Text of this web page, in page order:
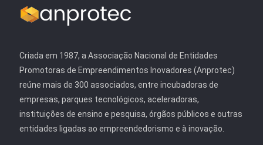
Criada em 1987, a Associação Nacional de Entidades
Promotoras de Empreendimentos Inovadores (Anprotec)
reúne mais de 300 associados, entre incubadoras de
empresas, parques tecnológicos, aceleradoras,
instituições de ensino e pesquisa, órgãos públicos e outras
entidades ligadas ao empreendedorismo e à inovação.